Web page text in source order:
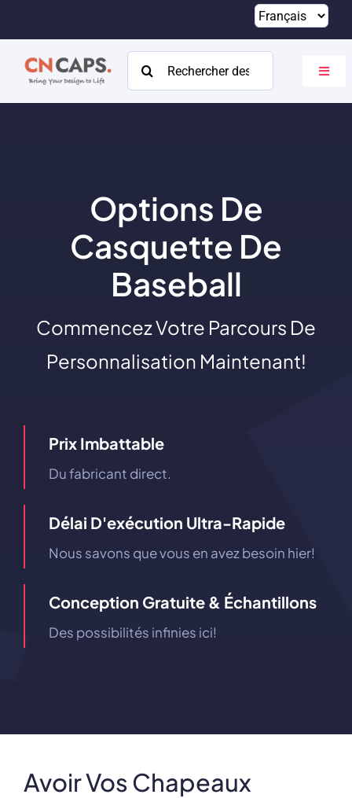
contenu
Rechercher:
Options De
Casquette De
Baseball
Commencez Votre Parcours De
Personnalisation Maintenant!
Prix ​​imbattable
Du fabricant direct.
Délai D'exécution Ultra-Rapide
Nous savons que vous en avez besoin hier!
Conception Gratuite & Échantillons
Des possibilités infinies ici!
Avoir Vos Chapeaux